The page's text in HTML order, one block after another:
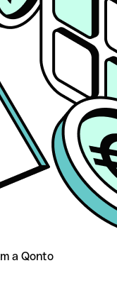
a Qonto